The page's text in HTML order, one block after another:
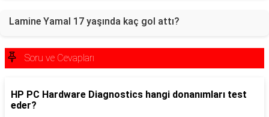
Lamine Yamal 17 yaşında kaç gol attı?
Soru ve Cevapları
HP PC Hardware Diagnostics hangi donanımları test
eder?